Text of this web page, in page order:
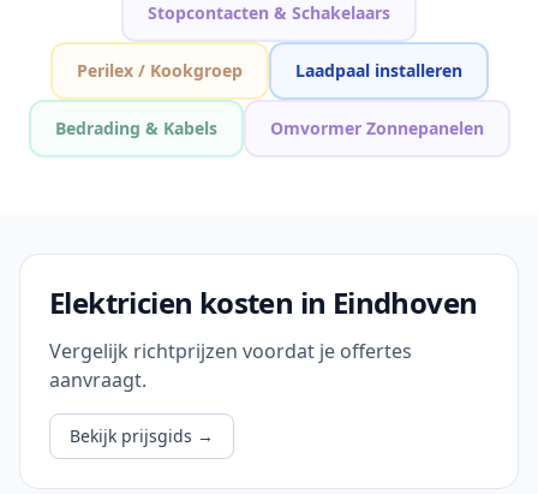
Stopcontacten & Schakelaars
Perilex / Kookgroep Laadpaal installeren
Bedrading & Kabels Omvormer Zonnepanelen
Elektricien kosten in Eindhoven
Vergelijk richtprijzen voordat je offertes
aanvraagt.
Bekijk prijsgids →